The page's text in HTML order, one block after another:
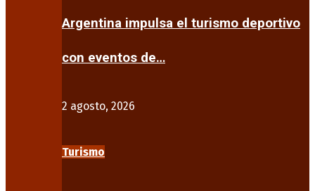
Argentina impulsa el turismo deportivo
con eventos de…
2 agosto, 2026
Turismo